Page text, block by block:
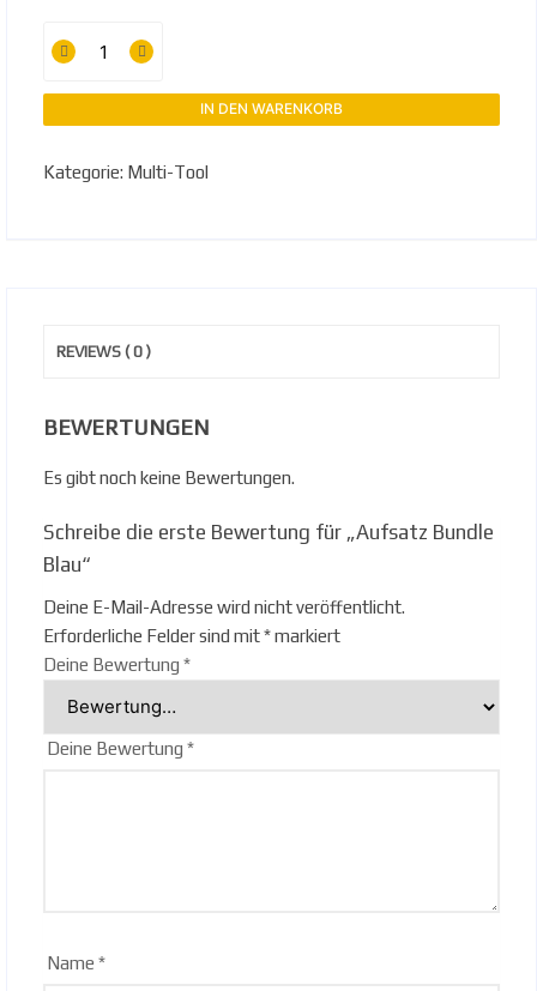
Bundle
IN DEN WARENKORB
Kategorie: Multi-Tool
REVIEWS ( 0 )
BEWERTUNGEN
Es gibt noch keine Bewertungen.
Schreibe die erste Bewertung für „Aufsatz Bundle
Blau“
Deine E-Mail-Adresse wird nicht veröffentlicht.
Erforderliche Felder sind mit*markiert
Deine Bewertung *
Deine Bewertung *
Name *